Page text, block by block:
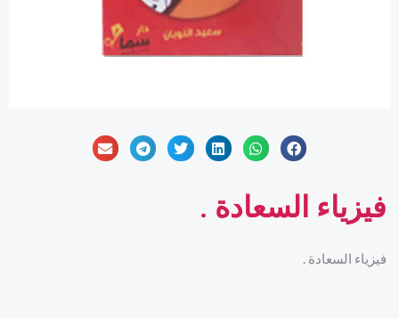
فيزياء السعادة .
فيزياء السعادة .